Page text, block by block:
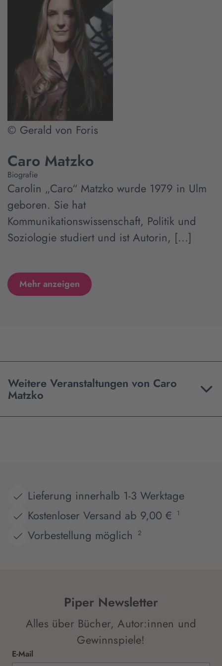
© Gerald von Foris
Caro Matzko
Biografie
Carolin „Caro“ Matzko wurde 1979 in Ulm
geboren. Sie hat
Kommunikationswissenschaft, Politik und
Soziologie studiert und ist Autorin, [...]
Mehr anzeigen
Weitere Veranstaltungen von Caro
Matzko
Lieferung innerhalb 1-3 Werktage
Kostenloser Versand ab 9,00 €
1
Vorbestellung möglich 2
Piper Newsletter
Alles über Bücher, Autor:innen und
Gewinnspiele!
E-Mail